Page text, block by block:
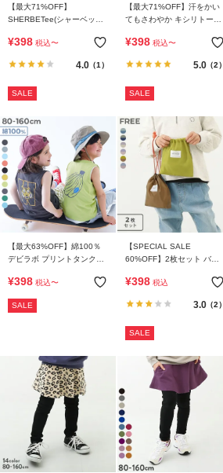
ガ
ド
よ
く
あ
る
ご
質
問
FOLLOW
【最大71%OFF】
SHERBETee(シャーベッテ
冷剤ポケット付き 涼感メッ
¥398 税込〜
4.0（1）
SALE
【最大71%OFF】汗をかい
てもさわやか キシリトール
半袖Tシャツ
¥398 税込〜
5.0（2）
SALE
【最大63%OFF】綿100％
デビラボ プリントタンクト
¥398 税込〜
SALE
【SPECIAL SALE
60%OFF】2枚セット バケ
¥398 税込
3.0（2）
SALE